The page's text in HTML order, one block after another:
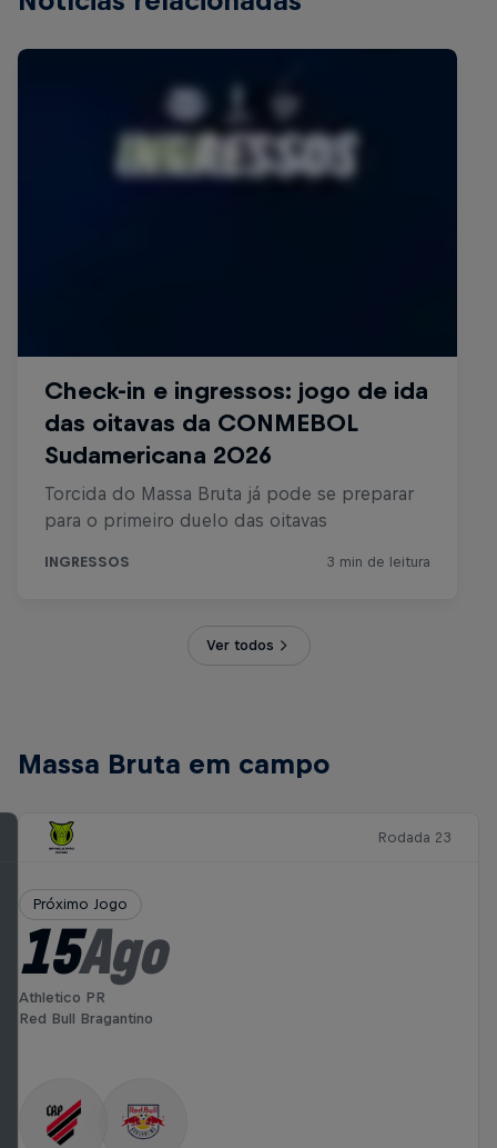
Ver todos
Massa Bruta em campo
Rodada 23
Próximo Jogo
15Ago
Athletico PR
Red Bull Bragantino